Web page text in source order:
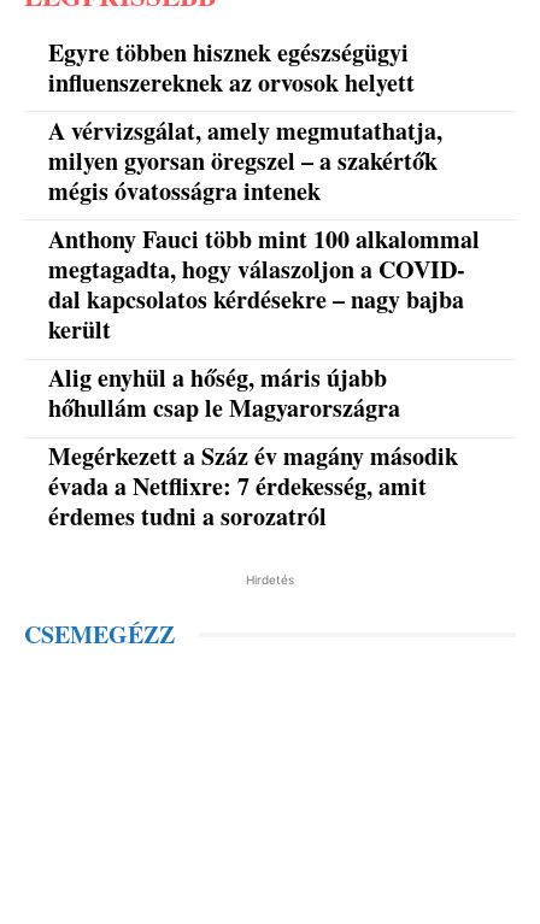
Egyre többen hisznek egészségügyi
influenszereknek az orvosok helyett
A vérvizsgálat, amely megmutathatja,
milyen gyorsan öregszel – a szakértők
mégis óvatosságra intenek
Anthony Fauci több mint 100 alkalommal
megtagadta, hogy válaszoljon a COVID-
dal kapcsolatos kérdésekre – nagy bajba
került
Alig enyhül a hőség, máris újabb
hőhullám csap le Magyarországra
Megérkezett a Száz év magány második
évada a Netflixre: 7 érdekesség, amit
érdemes tudni a sorozatról
Hirdetés
CSEMEGÉZZ